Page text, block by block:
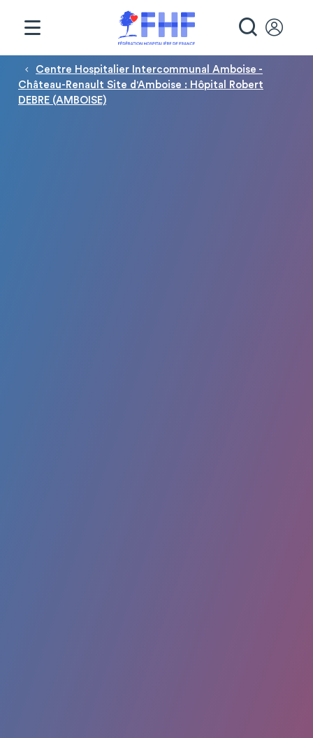
Fil d'Ariane
Centre Hospitalier Intercommunal Amboise -
Château-Renault Site d'Amboise : Hôpital Robert
DEBRE (AMBOISE)
Panneau de gestion des cookies